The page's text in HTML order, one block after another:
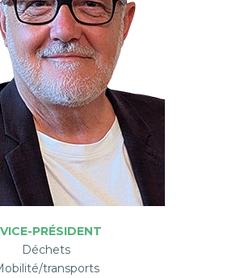
VICE-PRÉSIDENT
Déchets
transports